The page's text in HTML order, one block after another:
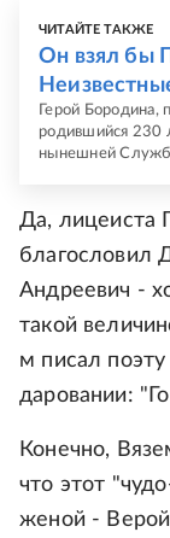
ЧИТАЙТЕ ТАКЖЕ
Он взял бы
Герой
родившийся 230
нынешней
Да, лицеиста
благословил
Андреевич -
такой
м писал
даровании:
Конечно,
что этот
женой - Верой